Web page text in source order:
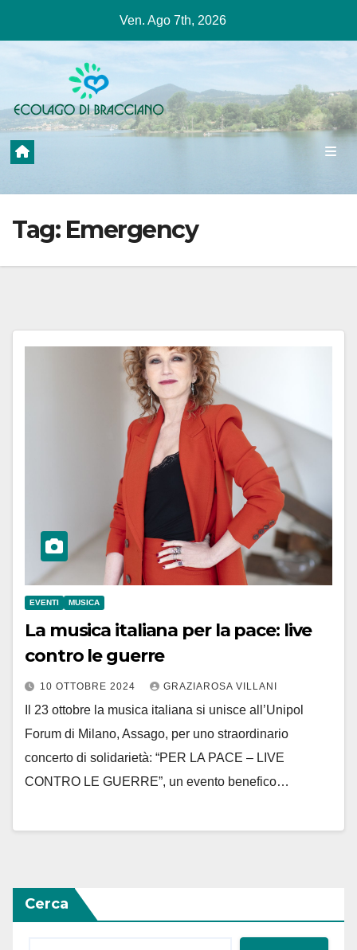
contenuto
Ven. Ago 7th, 2026
Tag: Emergency
EVENTI MUSICA
La musica italiana per la pace: live
contro le guerre
10 OTTOBRE 2024 GRAZIAROSA VILLANI
Il 23 ottobre la musica italiana si unisce all’Unipol
Forum di Milano, Assago, per uno straordinario
concerto di solidarietà: “PER LA PACE – LIVE
CONTRO LE GUERRE”, un evento benefico…
Cerca